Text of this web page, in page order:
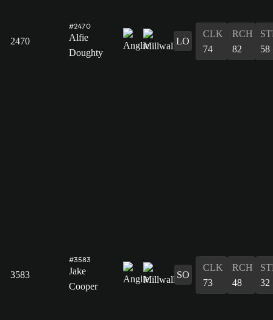
2470
#2470
Alfie
Doughty
LO
CLK
74
RCH
82
58
3583
#3583
Jake
Cooper
SO
CLK
73
RCH
48
32